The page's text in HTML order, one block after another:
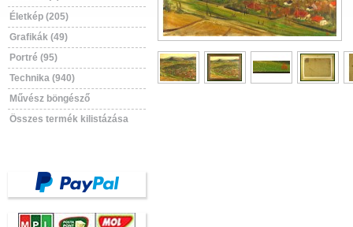
Életkép (205)
Grafikák (49)
Portré (95)
Technika (940)
Művész böngésző
Összes termék kilistázása